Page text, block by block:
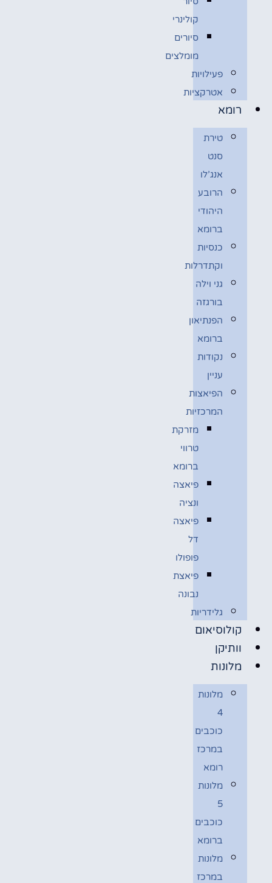
קולינרי
סיורים
מומלצים
פעילויות
אטרקציות
רומא
טירת
סנט
אנג’לו
הרובע
היהודי
ברומא
כנסיות
וקתדרלות
גני וילה
בורגזה
הפנתיאון
ברומא
נקודות
עניין
הפיאצות
המרכזיות
מזרקת
טרווי
ברומא
פיאצה
ונציה
פיאצה
דל
פופולו
פיאצת
נבונה
גלידריות
קולוסיאום
וותיקן
מלונות
מלונות
4
כוכבים
במרכז
רומא
מלונות
5
כוכבים
ברומא
מלונות
במרכז